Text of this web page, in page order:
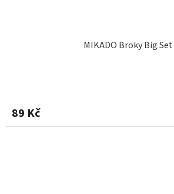
MIKADO Broky Big
89 Kč